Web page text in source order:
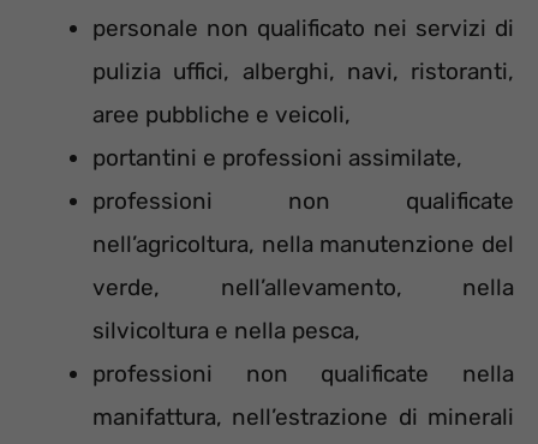
personale non qualificato nei servizi di
pulizia uffici, alberghi, navi, ristoranti,
aree pubbliche e veicoli,
portantini e professioni assimilate,
professioni non qualificate
nell’agricoltura, nella manutenzione del
verde, nell’allevamento, nella
silvicoltura e nella pesca,
professioni non qualificate nella
manifattura, nell’estrazione di minerali